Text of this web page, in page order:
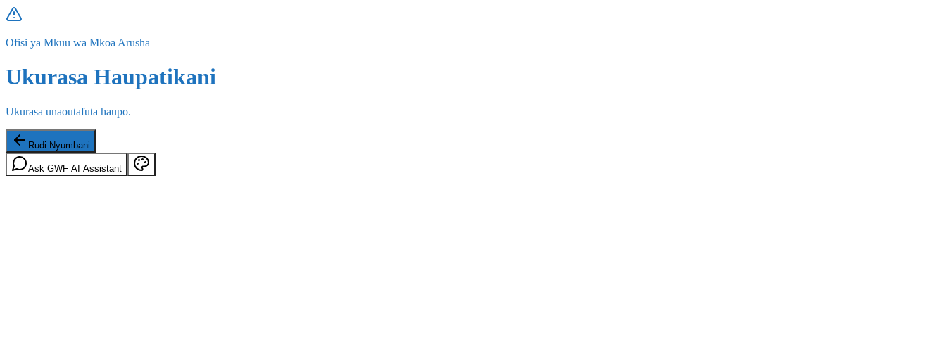
Ofisi ya Mkuu wa Mkoa Arusha
Ukurasa Haupatikani
Ukurasa unaoutafuta haupo.
Rudi Nyumbani
Ask GWF AI Assistant